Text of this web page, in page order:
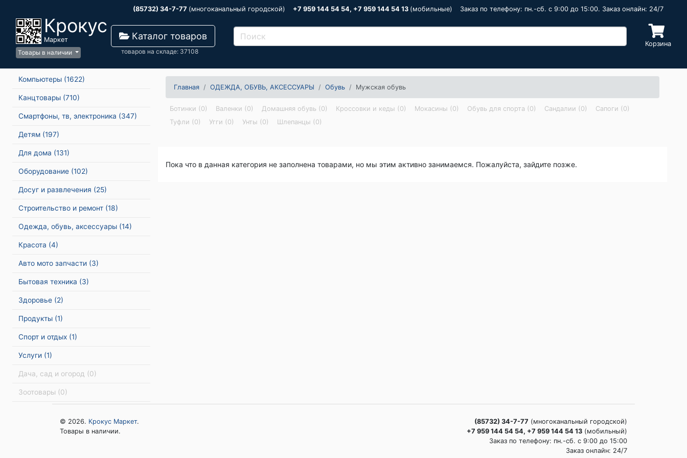
(85732) 34-7-77 (многоканальный городской) +7 959 144 54 54, +7 959 144 54 13 (мобильные) Заказ по телефону: пн.-сб. c 9:00 до 15:00. Заказ онлайн: 24/7
Крокус
Маркет
Товары в наличии
Каталог товаров
товаров на складе: 37108
Корзина
Компьютеры (1622)
Канцтовары (710)
Смартфоны, тв, электроника (347)
Детям (197)
Для дома (131)
Оборудование (102)
Досуг и развлечения (25)
Строительство и ремонт (18)
Одежда, обувь, аксессуары (14)
Красота (4)
Авто мото запчасти (3)
Бытовая техника (3)
Здоровье (2)
Продукты (1)
Спорт и отдых (1)
Услуги (1)
Дача, сад и огород (0)
Зоотовары (0)
Главная ОДЕЖДА, ОБУВЬ, АКСЕССУАРЫ Обувь Мужская обувь
Ботинки (0) Валенки (0) Домашняя обувь (0) Кроссовки и кеды (0) Мокасины (0) Обувь для спорта (0) Сандалии (0)
Сапоги (0)
Туфли (0)
Угги (0) Унты (0) Шлепанцы (0)
Пока что в данная категория не заполнена товарами, но мы этим активно занимаемся. Пожалуйста, зайдите позже.
© 2026. Крокус Маркет.
Товары в наличии.
(85732) 34-7-77 (многоканальный городской)
+7 959 144 54 54, +7 959 144 54 13 (мобильный)
Заказ по телефону: пн.-сб. c 9:00 до 15:00
Заказ онлайн: 24/7